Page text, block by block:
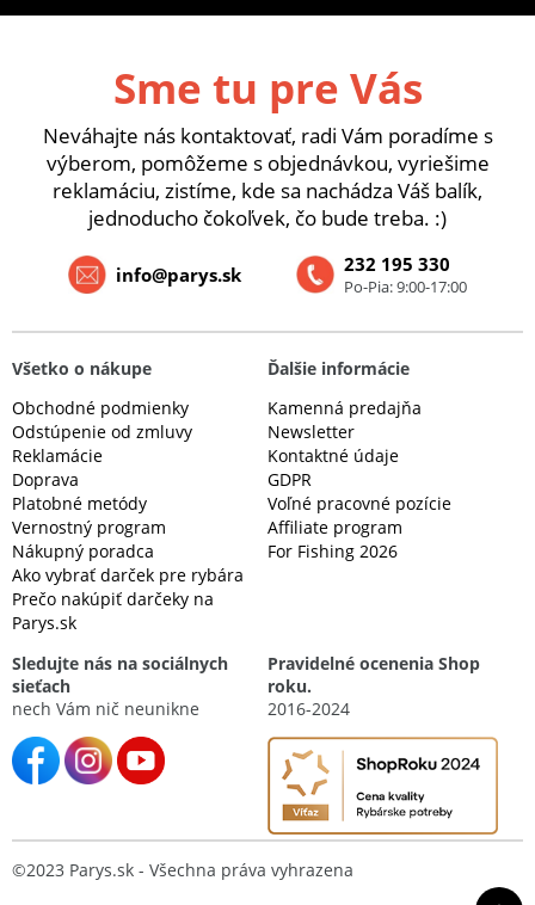
Sme tu pre Vás
Neváhajte nás kontaktovať, radi Vám poradíme s
výberom, pomôžeme s objednávkou, vyriešime
reklamáciu, zistíme, kde sa nachádza Váš balík,
jednoducho čokoľvek, čo bude treba. :)
232 195 330
Po-Pia: 9:00-17:00
info@parys.sk
Všetko o nákupe
Obchodné podmienky
Odstúpenie od zmluvy
Reklamácie
Doprava
Platobné metódy
Vernostný program
Nákupný poradca
Ako vybrať darček pre rybára
Prečo nakúpiť darčeky na
Parys.sk
Ďalšie informácie
Kamenná predajňa
Newsletter
Kontaktné údaje
GDPR
Voľné pracovné pozície
Affiliate program
For Fishing 2026
Sledujte nás na sociálnych
sieťach
nech Vám nič neunikne
Pravidelné ocenenia Shop
roku.
2016-2024
©2023 Parys.sk - Všechna práva vyhrazena